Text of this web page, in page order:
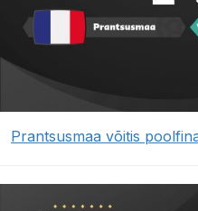
Prantsusmaa võitis